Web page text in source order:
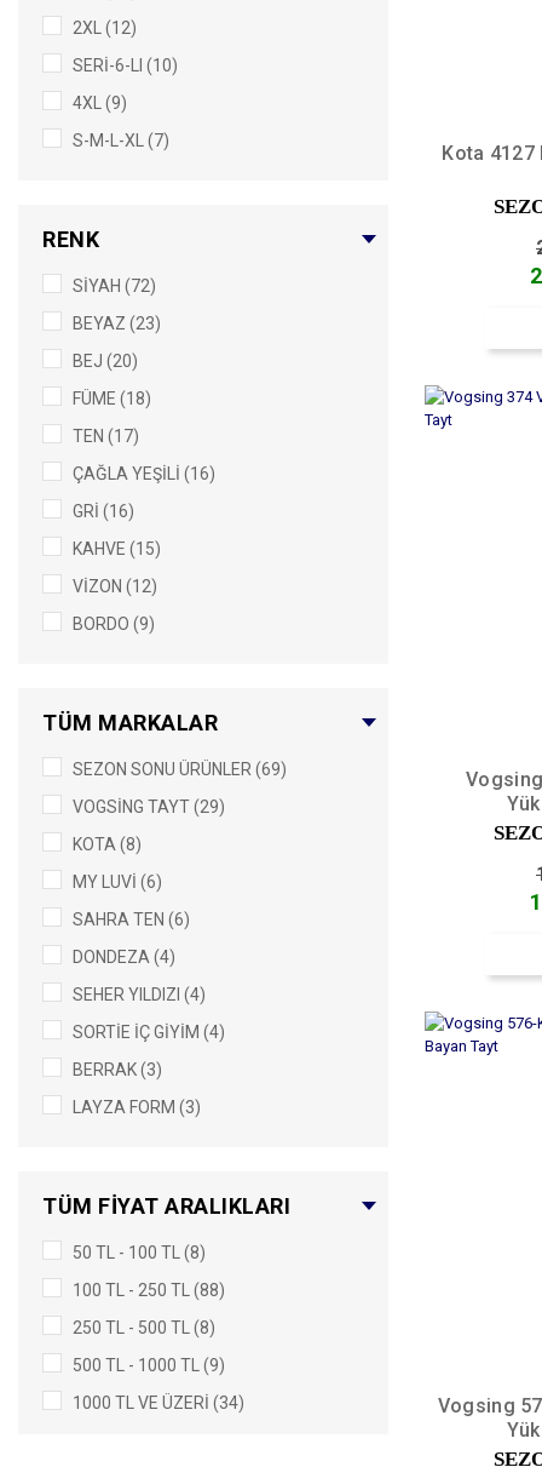
2XL (12)
SERİ-6-LI (10)
4XL (9)
S-M-L-XL (7)
2XL3XL4XL (4)
L-XL (4)
S-M (4)
4/L (3)
5/XL (3)
3XL4XL5XL (2)
5XL (2)
M-L-XL (2)
2 (1)
3 (1)
3/M (1)
S/M (1)
RENK
SİYAH (72)
BEYAZ (23)
BEJ (20)
FÜME (18)
TEN (17)
ÇAĞLA YEŞİLİ (16)
GRİ (16)
KAHVE (15)
VİZON (12)
BORDO (9)
KARISIKRENK (4)
PETROL (3)
MİNT (2)
MÜRDÜM (2)
SİYAH(500) (2)
TABA (2)
CAMEL (1)
FUŞYA (1)
GÜMÜŞ (1)
HAKİ (1)
İNDİGO (1)
TAŞ (1)
ZÜMRÜT (1)
TÜM MARKALAR
SEZON SONU ÜRÜNLER (69)
VOGSİNG TAYT (29)
KOTA (8)
MY LUVİ (6)
SAHRA TEN (6)
DONDEZA (4)
SEHER YILDIZI (4)
SORTİE İÇ GİYİM (4)
BERRAK (3)
LAYZA FORM (3)
MİSSFELİZ (1)
PENTİ (1)
POLKAN (1)
TÜM FIYAT ARALIKLARI
50 TL - 100 TL (8)
100 TL - 250 TL (88)
250 TL - 500 TL (8)
500 TL - 1000 TL (9)
1000 TL VE ÜZERI (34)
Kota 4127
Vogsing